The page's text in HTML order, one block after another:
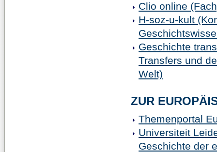
Clio online
H-soz-u-kult
Geschichte
Transfers und
Welt)
ZUR
Themenportal
Universiteit
Geschichte der